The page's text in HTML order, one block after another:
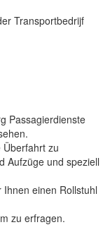
Transportbedrijf
Passagierdienste
zu
Aufzüge und speziell
einen Rollstuhl
zu erfragen.